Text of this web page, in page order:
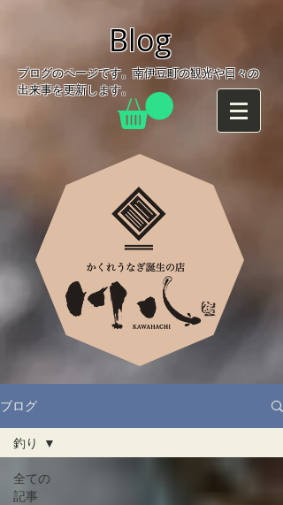
Blog
ブログのページです。南伊豆町の観光や日々の
出来事を更新します。
ブログ
全ての
記事
釣り